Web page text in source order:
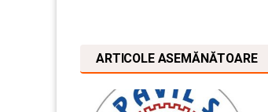
ARTICOLE ASEMĂNĂTOARE